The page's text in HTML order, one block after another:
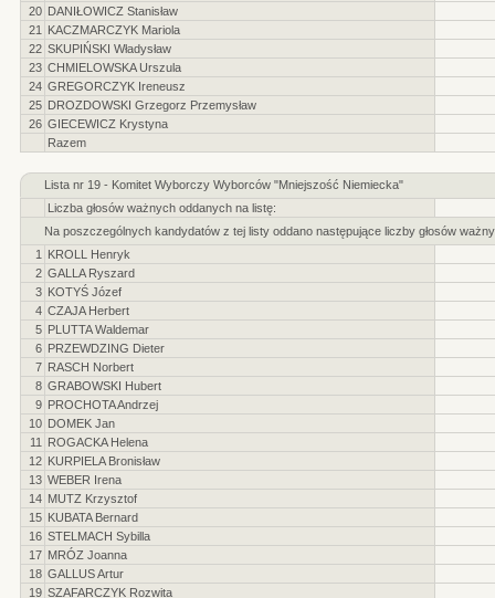
20 DANIŁOWICZ Stanisław
21
KACZMARCZYK Mariola
22 SKUPIŃSKI Władysław
23 CHMIELOWSKA Urszula
24 GREGORCZYK Ireneusz
25 DROZDOWSKI Grzegorz Przemysław
26 GIECEWICZ Krystyna
Razem
Lista nr 19 - Komitet Wyborczy Wyborców "Mniejszość Niemiecka"
Liczba głosów ważnych oddanych na listę:
Na poszczególnych kandydatów z tej listy oddano następujące liczby głosów
1
KROLL Henryk
2 GALLA Ryszard
3 KOTYŚ Józef
4 CZAJA Herbert
5 PLUTTA Waldemar
6 PRZEWDZING Dieter
7 RASCH Norbert
8 GRABOWSKI Hubert
9 PROCHOTA Andrzej
10 DOMEK Jan
11
ROGACKA Helena
12 KURPIELA Bronisław
13 WEBER Irena
14 MUTZ Krzysztof
15 KUBATA Bernard
16 STELMACH Sybilla
17 MRÓZ Joanna
18 GALLUS Artur
19 SZAFARCZYK Rozwita